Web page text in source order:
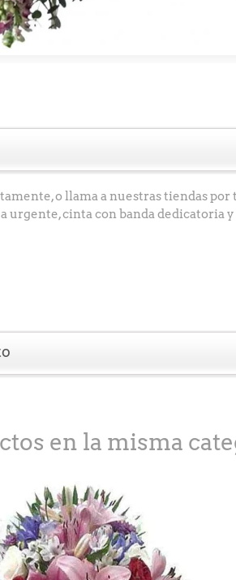
o llama a nuestras tiendas por
urgente, cinta con banda dedicatoria
en la misma